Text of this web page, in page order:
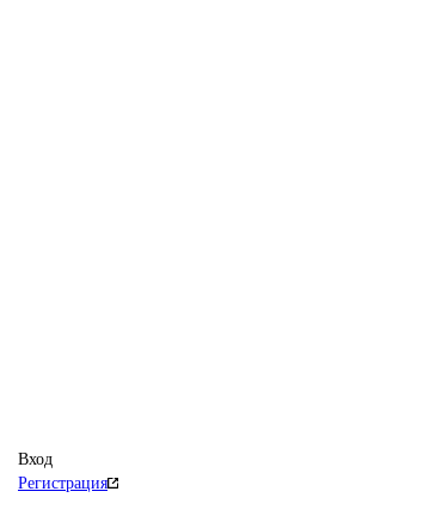
Вход
Регистрация